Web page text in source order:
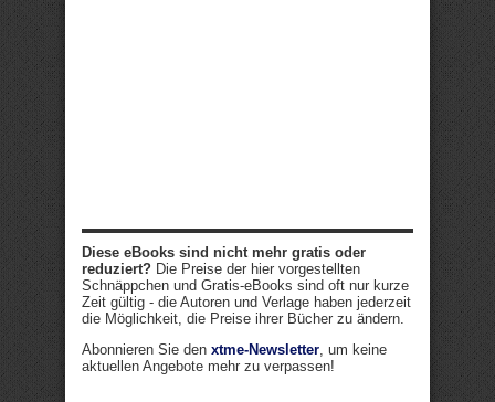
Diese eBooks sind nicht mehr gratis oder
reduziert? Die Preise der hier vorgestellten
Schnäppchen und Gratis-eBooks sind oft nur kurze
Zeit gültig - die Autoren und Verlage haben jederzeit
die Möglichkeit, die Preise ihrer Bücher zu ändern.
Abonnieren Sie den xtme-Newsletter, um keine
aktuellen Angebote mehr zu verpassen!